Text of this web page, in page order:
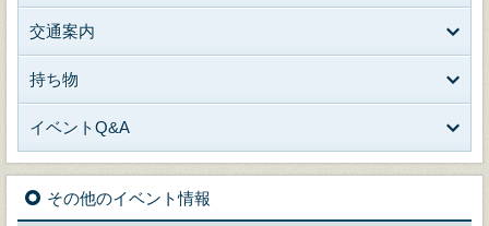
交通案内
持ち物
イベントQ&A
その他のイベント情報